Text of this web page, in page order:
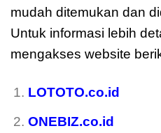
mudah ditemukan dan
Untuk informasi lebih
mengakses website
LOTOTO.co.id
ONEBIZ.co.id